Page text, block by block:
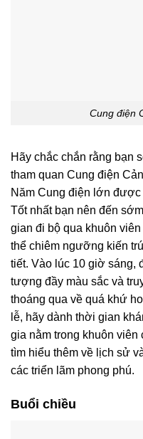
Cung điện
Hãy chắc chắn rằng bạn
tham quan Cung điện
Năm Cung điện lớn
Tốt nhất bạn nên đến
gian đi bộ qua khuôn
thể chiêm ngưỡng kiến
tiết. Vào lúc 10 giờ sáng,
tượng đầy màu sắc và
thoáng qua về quá khứ
lễ, hãy dành thời gian
gia nằm trong khuôn
tìm hiểu thêm về lịch sử
các triển lãm phong phú.
Buổi chiều